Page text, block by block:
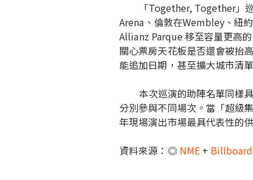
「Together, Together」巡
Arena、倫敦在Wembley、紐
Allianz Parque 移至容量更高
關心票房天花板是否還會被抬
能追加日期，甚至擴大城市清
本次巡演的助陣名單同樣具
分別參與不同場次。當「超級
年現場演出市場最具代表性的
資料來源：◎ NME+ Billboard